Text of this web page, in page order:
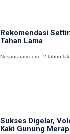
Rekomendasi
Tahan Lama
Nusantaratv.com - 2 tahun lalu
Sukses Digelar,
Kaki Gunung